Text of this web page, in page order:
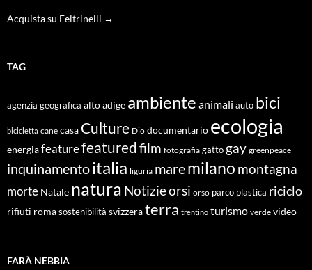
Acquista su Feltrinelli →
TAG
agenzia geografica alto adige ambiente animali auto bici
bicicletta cane casa Culture Dio documentario ecologia
energiafeaturefeaturedfilm fotografia gatto gay greenpeace
inquinamentoitalia liguria maremilano montagna
morte Natale natura Notizieorsi orso parco plastica riciclo
rifiuti roma sostenibilità svizzeraterra trentino turismo verde video
FARÀ NEBBIA